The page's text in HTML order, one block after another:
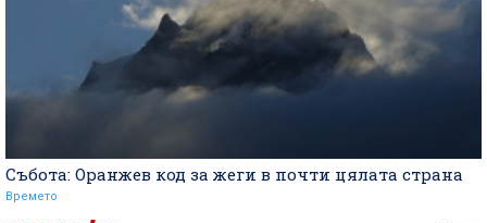
Събота: Оранжев код за жеги в почти цялата страна
Времето